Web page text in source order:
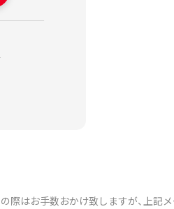
際はお手数おかけ致しますが、上記